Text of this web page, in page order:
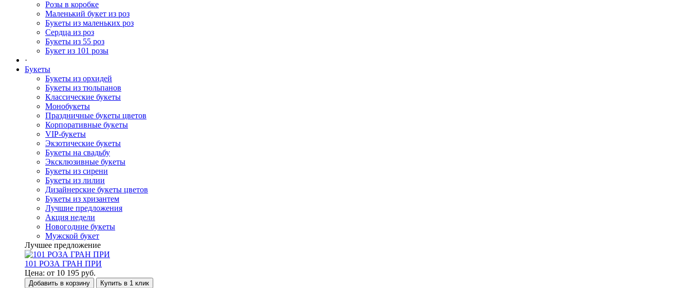
Розы в коробке
Маленький букет из роз
Букеты из маленьких роз
Сердца из роз
Букеты из 55 роз
Букет из 101 розы
·
Букеты
Букеты из орхидей
Букеты из тюльпанов
Классические букеты
Монобукеты
Праздничные букеты цветов
Корпоративные букеты
VIP-букеты
Экзотические букеты
Букеты на свадьбу
Эксклюзивные букеты
Букеты из сирени
Букеты из лилии
Дизайнерские букеты цветов
Букеты из хризантем
Лучшие предложения
Акция недели
Новогодние букеты
Мужской букет
Лучшее предложение
101 РОЗА ГРАН ПРИ
Цена: от 10 195 руб.
Добавить в корзину Купить в 1 клик